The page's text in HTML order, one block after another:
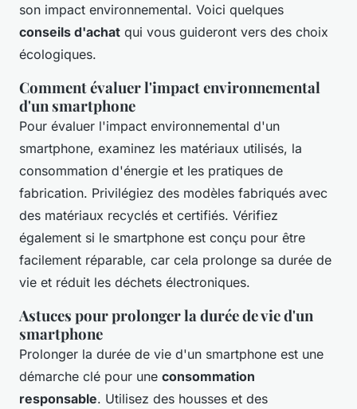
son impact environnemental. Voici quelques
conseils d'achat qui vous guideront vers des choix
écologiques.
Comment évaluer l'impact environnemental
d'un smartphone
Pour évaluer l'impact environnemental d'un
smartphone, examinez les matériaux utilisés, la
consommation d'énergie et les pratiques de
fabrication. Privilégiez des modèles fabriqués avec
des matériaux recyclés et certifiés. Vérifiez
également si le smartphone est conçu pour être
facilement réparable, car cela prolonge sa durée de
vie et réduit les déchets électroniques.
Astuces pour prolonger la durée de vie d'un
smartphone
Prolonger la durée de vie d'un smartphone est une
démarche clé pour une consommation
responsable. Utilisez des housses et des